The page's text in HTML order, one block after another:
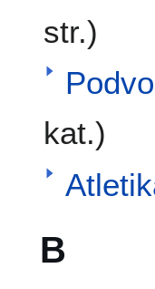
str.)
kat.)
B